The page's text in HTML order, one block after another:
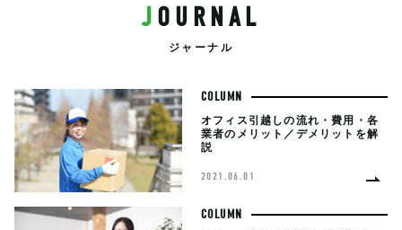
JOURNAL
ジャーナル
COLUMN
オフィス引越しの流れ・費用・各
業者のメリット／デメリットを解
説
2021.06.01
COLUMN